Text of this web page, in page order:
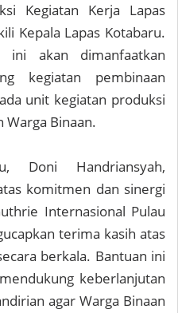
Kegiatan Kerja Lapas
Kepala Lapas Kotabaru.
ini akan dimanfaatkan
kegiatan pembinaan
unit kegiatan produksi
Binaan.
Doni Handriansyah,
komitmen dan sinergi
Internasional Pulau
terima kasih atas
berkala. Bantuan ini
keberlanjutan
agar Warga Binaan